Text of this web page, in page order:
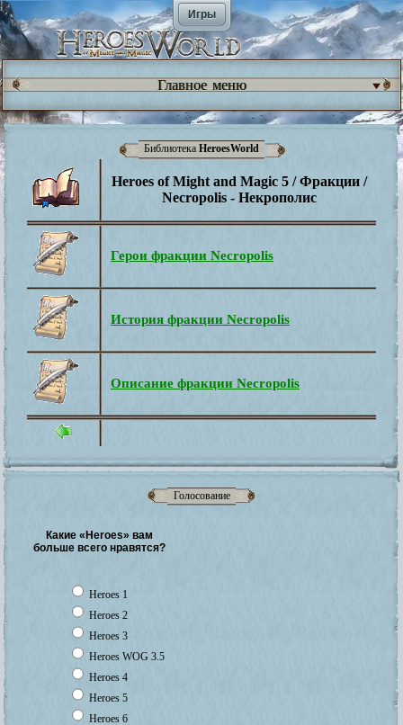
Игры
Голосование
Какие «Heroes» вам
больше всего нравятся?
Heroes 1
Heroes 2
Heroes 3
Heroes WOG 3.5
Heroes 4
Heroes 5
Heroes 6
Главное меню
Библиотека HeroesWorld
Heroes of Might and Magic 5 / Фракции /
Necropolis - Некрополис
Герои фракции Necropolis
История фракции Necropolis
Описание фракции Necropolis